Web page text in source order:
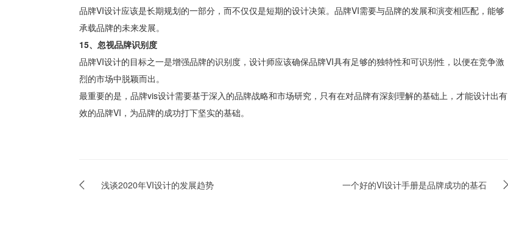
品牌VI设计应该是长期规划的一部分，而不仅仅是短期的设计决策。品牌VI需要与品牌的发展和演变相匹配，能够
承载品牌的未来发展。
15、忽视品牌识别度
品牌VI设计的目标之一是增强品牌的识别度，设计师应该确保品牌VI具有足够的独特性和可识别性，以便在竞争激
烈的市场中脱颖而出。
最重要的是，品牌vis设计需要基于深入的品牌战略和市场研究，只有在对品牌有深刻理解的基础上，才能设计出有
效的品牌VI，为品牌的成功打下坚实的基础。
浅谈2020年VI设计的发展趋势 一个好的VI设计手册是品牌成功的基石